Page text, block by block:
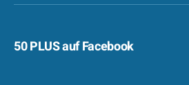
50 PLUS auf Facebook